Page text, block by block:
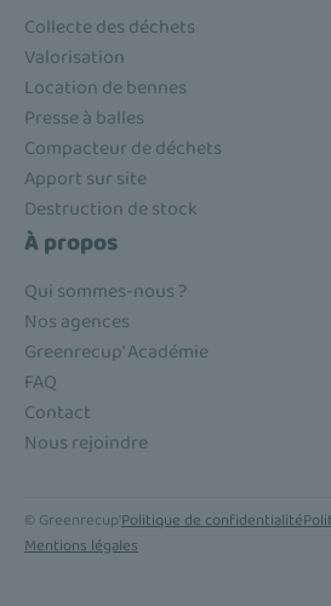
Collecte des déchets
Valorisation
Location de bennes
Presse à balles
Compacteur de déchets
Apport sur site
Destruction de stock
À propos
Qui sommes-nous ?
Nos agences
Greenrecup' Académie
FAQ
Contact
Nous rejoindre
© Greenrecup'Politique de confidentialité
Mentions légales